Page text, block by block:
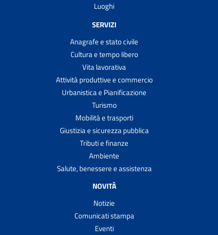
Luoghi
SERVIZI
Anagrafe e stato civile
Cultura e tempo libero
Vita lavorativa
Attività produttive e commercio
Urbanistica e Pianificazione
Turismo
Mobilità e trasporti
Giustizia e sicurezza pubblica
Tributi e finanze
Ambiente
Salute, benessere e assistenza
NOVITÀ
Notizie
Comunicati stampa
Eventi